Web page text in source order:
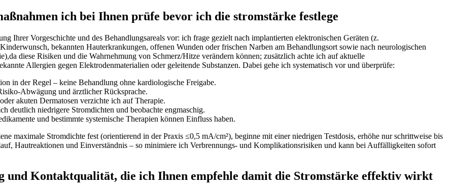
ich bei Ihnen prüfe bevor ich die stromstärke festlege
Ihrer Vorgeschichte und des​ Behandlungsareals vor: ich frage gezielt nach ⁣implantierten elektronischen Geräten (z.
bekannten Hauterkrankungen, offenen Wunden oder frischen Narben am Behandlungsort sowie⁢ nach neurologischen
diese Risiken und die Wahrnehmung von Schmerz/Hitze verändern können; zusätzlich achte ich⁤ auf ⁣aktuelle
Allergien gegen Elektrodenmaterialien oder geleitende Substanzen. Dabei gehe ich systematisch vor und überprüfe:
in der Regel – keine Behandlung ohne kardiologische Freigabe.
und ärztlicher Rücksprache.
akuten ⁢Dermatosen verzichte ich auf Therapie.
deutlich niedrigere Stromdichten und beobachte engmaschig.
und bestimmte systemische Therapien‌ können Einfluss‍ haben.
maximale Stromdichte fest ⁤(orientierend in der Praxis ≤0,5 mA/cm²), beginne mit einer niedrigen Testdosis, erhöhe nur​ schrittweise bis
Hautreaktionen und Einverständnis – so ​minimiere ich Verbrennungs‑ und Komplikationsrisiken und kann bei Auffälligkeiten sofort
und Kontaktqualität, die ich Ihnen empfehle damit die Stromstärke effektiv wirkt